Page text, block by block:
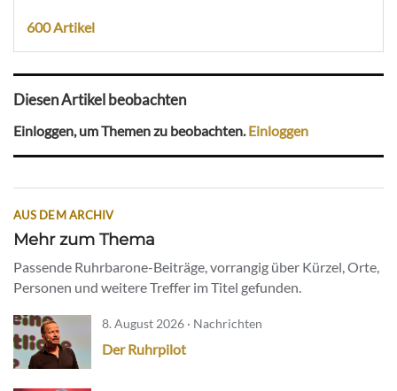
600 Artikel
Diesen Artikel beobachten
Einloggen, um Themen zu beobachten.Einloggen
AUS DEM ARCHIV
Mehr zum Thema
Passende Ruhrbarone-Beiträge, vorrangig über Kürzel, Orte,
Personen und weitere Treffer im Titel gefunden.
8. August 2026 · Nachrichten
Der Ruhrpilot